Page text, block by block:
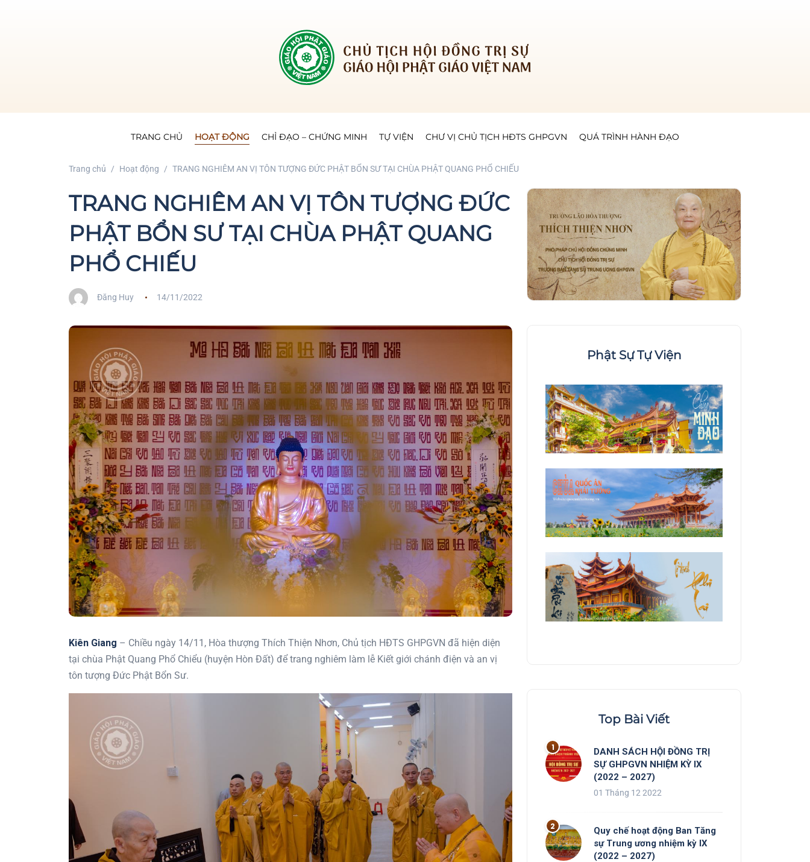
TRANG CHỦ HOẠT ĐỘNG CHỈ ĐẠO – CHỨNG MINH TỰ VIỆN CHƯ VỊ CHỦ TỊCH HĐTS GHPGVN QUÁ TRÌNH HÀNH ĐẠO
Trang chủ Hoạt động TRANG NGHIÊM AN VỊ TÔN TƯỢNG ĐỨC PHẬT BỔN SƯ TẠI CHÙA PHẬT QUANG PHỔ CHIẾU
TRANG NGHIÊM AN VỊ TÔN TƯỢNG ĐỨC
PHẬT BỔN SƯ TẠI CHÙA PHẬT QUANG
PHỔ CHIẾU
Đăng Huy 14/11/2022
Kiên Giang – Chiều ngày 14/11, Hòa thượng Thích Thiện Nhơn, Chủ tịch HĐTS GHPGVN đã hiện diện
tại chùa Phật Quang Phổ Chiểu (huyện Hòn Đất) để trang nghiêm làm lễ Kiết giới chánh điện và an vị
tôn tượng Đức Phật Bổn Sư.
Phật Sự Tự Viện
Top Bài Viết
DANH SÁCH HỘI ĐỒNG TRỊ
SỰ GHPGVN NHIỆM KỲ IX
(2022 – 2027)
01 Tháng 12 2022
Quy chế hoạt động Ban Tăng
sự Trung ương nhiệm kỳ IX
(2022 – 2027)